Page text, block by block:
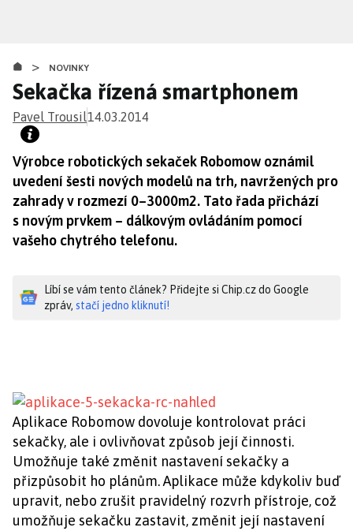
obsahu
> NOVINKY
Sekačka řízená smartphonem
Pavel Trousil14.03.2014
Výrobce robotických sekaček Robomow oznámil
uvedení šesti nových modelů na trh, navržených pro
zahrady v rozmezí 0–3000m2. Tato řada přichází
s novým prvkem – dálkovým ovládáním pomocí
vašeho chytrého telefonu.
Líbí se vám tento článek? Přidejte si Chip.cz do Google
zpráv, stačí jedno kliknutí!
Aplikace Robomow dovoluje kontrolovat práci
sekačky, ale i ovlivňovat způsob její činnosti.
Umožňuje také změnit nastavení sekačky a
přizpůsobit ho plánům. Aplikace může kdykoliv buď
upravit, nebo zrušit pravidelný rozvrh přístroje, což
umožňuje sekačku zastavit, změnit její nastavení